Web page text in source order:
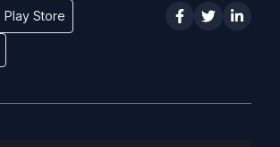
Play Store